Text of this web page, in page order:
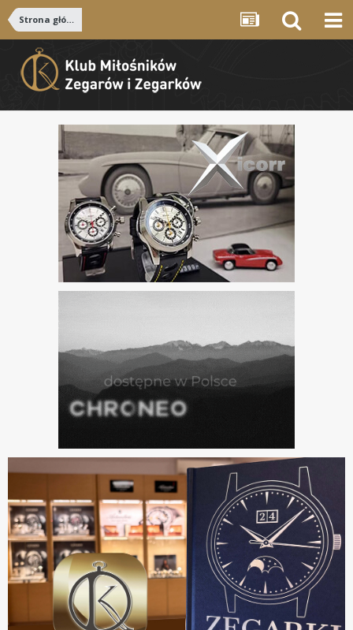
Strona główna